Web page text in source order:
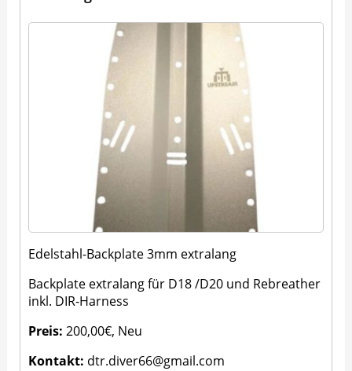
Edelstahl-Backplate 3mm extralang
Backplate extralang für D18 /D20 und Rebreather
inkl. DIR-Harness
Preis: 200,00€, Neu
Kontakt: dtr.diver66@gmail.com